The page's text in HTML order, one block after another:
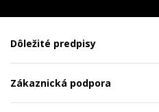
Dôležité predpisy
Zákaznická podpora